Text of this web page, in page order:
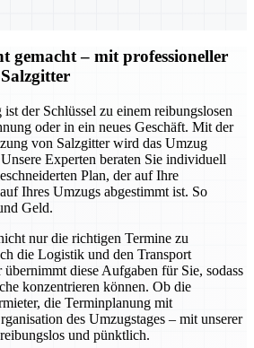
gemacht – mit professioneller
der Schlüssel zu einem reibungslosen
oder in ein neues Geschäft. Mit der
von Salzgitter wird das Umzug
Experten beraten Sie individuell
Plan, der auf Ihre
Ihres Umzugs abgestimmt ist. So
Geld.
nur die richtigen Termine zu
die Logistik und den Transport
diese Aufgaben für Sie, sodass
konzentrieren können. Ob die
die Terminplanung mit
des Umzugstages – mit unserer
und pünktlich.